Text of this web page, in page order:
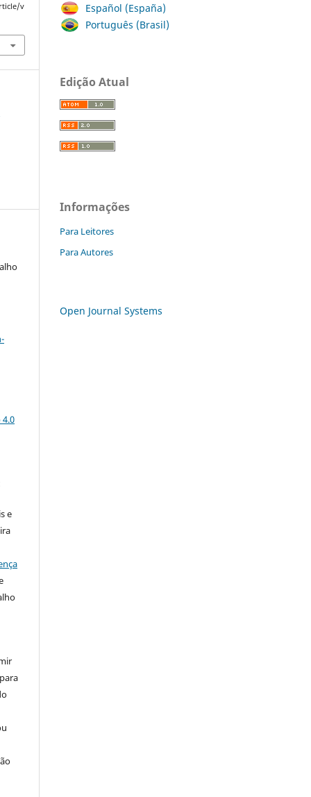
v
e
Español (España)
Português (Brasil)
Edição Atual
Informações
Para Leitores
Para Autores
Open Journal Systems